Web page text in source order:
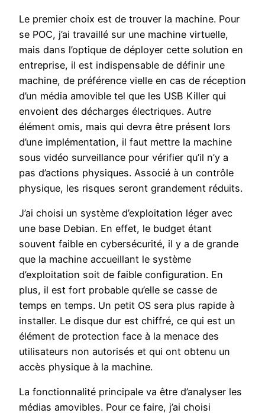
Le premier choix est de trouver la machine. Pour
se POC, j’ai travaillé sur une machine virtuelle,
mais dans l’optique de déployer cette solution en
entreprise, il est indispensable de définir une
machine, de préférence vielle en cas de réception
d’un média amovible tel que les USB Killer qui
envoient des décharges électriques. Autre
élément omis, mais qui devra être présent lors
d’une implémentation, il faut mettre la machine
sous vidéo surveillance pour vérifier qu’il n’y a
pas d’actions physiques. Associé à un contrôle
physique, les risques seront grandement réduits.
J’ai choisi un système d’exploitation léger avec
une base Debian. En effet, le budget étant
souvent faible en cybersécurité, il y a de grande
que la machine accueillant le système
d’exploitation soit de faible configuration. En
plus, il est fort probable qu’elle se casse de
temps en temps. Un petit OS sera plus rapide à
installer. Le disque dur est chiffré, ce qui est un
élément de protection face à la menace des
utilisateurs non autorisés et qui ont obtenu un
accès physique à la machine.
La fonctionnalité principale va être d’analyser les
médias amovibles. Pour ce faire, j’ai choisi